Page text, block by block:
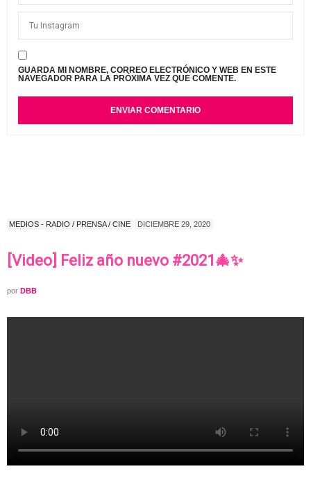
GUARDA MI NOMBRE, CORREO ELECTRÓNICO Y WEB EN ESTE
NAVEGADOR PARA LA PRÓXIMA VEZ QUE COMENTE.
MEDIOS - RADIO / PRENSA / CINE DICIEMBRE 29, 2020
[Video] Feliz año nuevo #2021🎄✨
por DBB